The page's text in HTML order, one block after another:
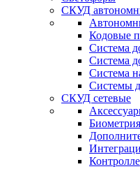
СКУД
Кодовые
Система
Система
Система
Системы
СКУД сетевые
Биометрия